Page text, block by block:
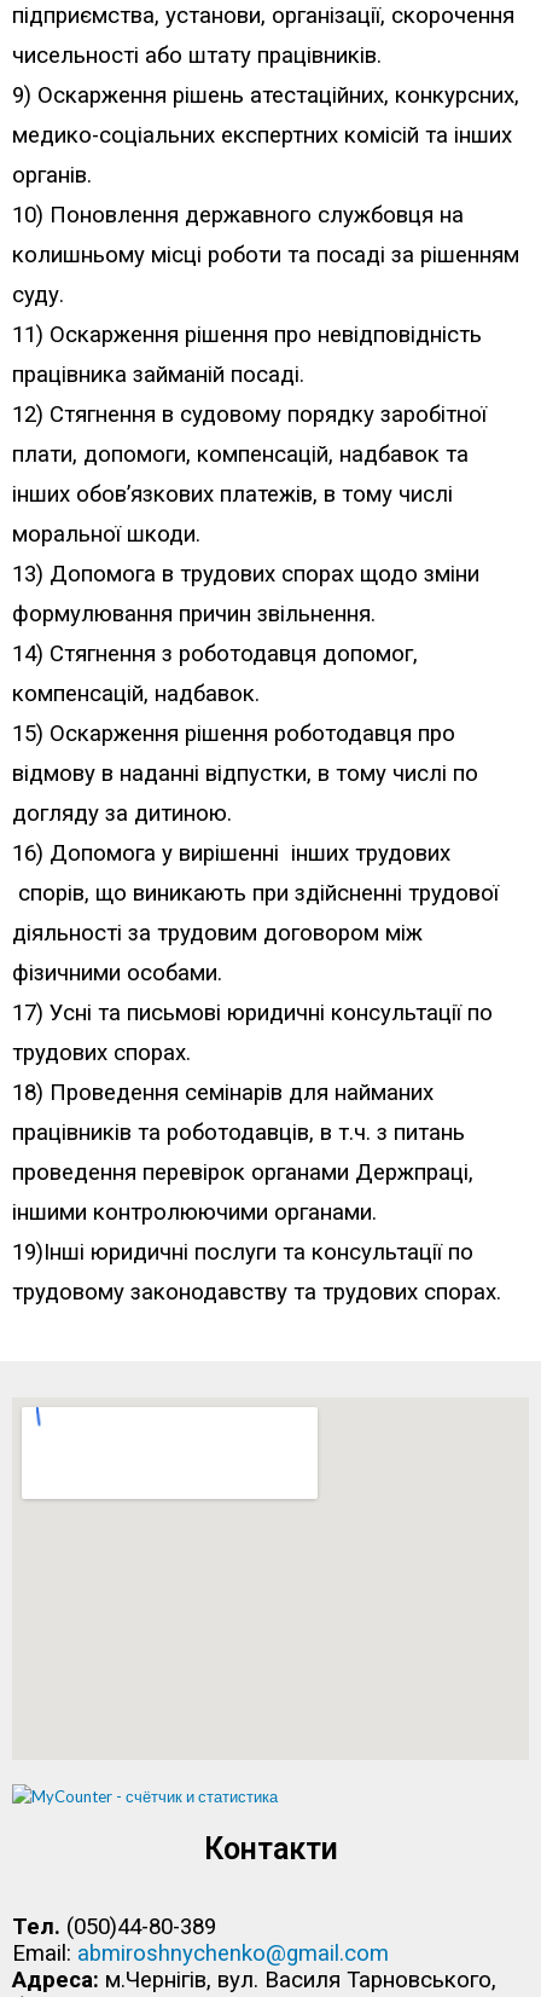
підприємства, установи, організації, скорочення
чисельності або штату працівників.
9) Оскарження рішень атестаційних, конкурсних,
медико-соціальних експертних комісій та інших
органів.
10) Поновлення державного службовця на
колишньому місці роботи та посаді за рішенням
суду.
11) Оскарження рішення про невідповідність
працівника займаній посаді.
12) Стягнення в судовому порядку заробітної
плати, допомоги, компенсацій, надбавок та
інших обов’язкових платежів, в тому числі
моральної шкоди.
13) Допомога в трудових спорах щодо зміни
формулювання причин звільнення.
14) Стягнення з роботодавця допомог,
компенсацій, надбавок.
15) Оскарження рішення роботодавця про
відмову в наданні відпустки, в тому числі по
догляду за дитиною.
16) Допомога у вирішенні інших трудових
спорів, що виникають при здійсненні трудової
діяльності за трудовим договором між
фізичними особами.
17) Усні та письмові юридичні консультації по
трудових спорах.
18) Проведення семінарів для найманих
працівників та роботодавців, в т.ч. з питань
проведення перевірок органами Держпраці,
іншими контролюючими органами.
19)Інші юридичні послуги та консультації по
трудовому законодавству та трудових спорах.
Контакти
Тел. (050)44-80-389
Email: abmiroshnychenko@gmail.com
Адреса: м.Чернігів, вул. Василя Тарновського,